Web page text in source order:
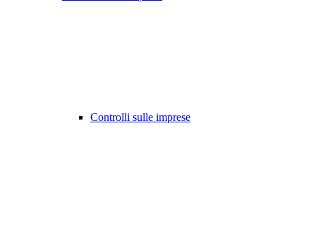
Controlli sulle imprese